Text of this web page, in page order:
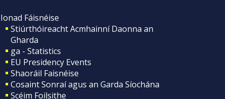
Ionad Fáisnéise
Stiúrthóireacht Acmhainní Daonna an
Gharda
ga - Statistics
EU Presidency Events
Shaoráil Faisnéise
Cosaint Sonraí agus an Garda Síochána
Scéim Foilsithe